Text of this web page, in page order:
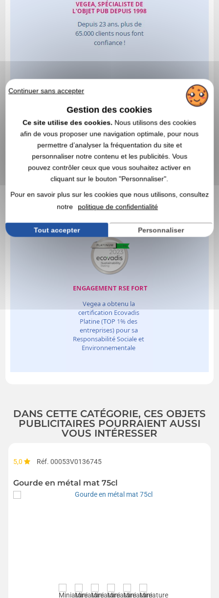
DANS CETTE CATÉGORIE, CES OBJETS
PUBLICITAIRES POURRAIENT AUSSI
VOUS INTÉRESSER
5,0 Réf. 00053V0136745
Gourde en métal mat 75cl
Continuer sans accepter
Gestion des cookies
Ce site utilise des cookies. Nous utilisons des cookies
afin de vous proposer une navigation optimale, pour nous
permettre d’analyser la fréquentation du site et
personnaliser notre contenu et les publicités. Vous
pouvez contrôler ceux que vous souhaitez activer en
cliquant sur le bouton "Personnaliser".
Pour en savoir plus sur les cookies que nous utilisons, consultez
notre
politique de confidentialité
Tout accepter Personnaliser